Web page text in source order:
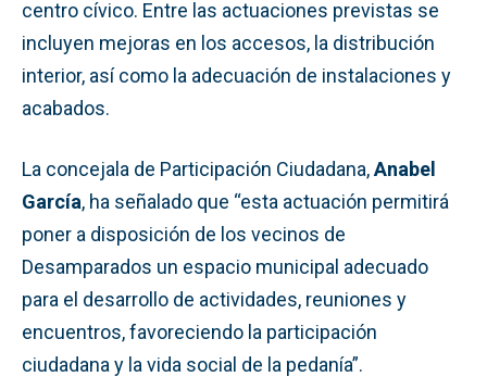
centro cívico. Entre las actuaciones previstas se
incluyen mejoras en los accesos, la distribución
interior, así como la adecuación de instalaciones y
acabados.
La concejala de Participación Ciudadana,Anabel
García, ha señalado que “esta actuación permitirá
poner a disposición de los vecinos de
Desamparados un espacio municipal adecuado
para el desarrollo de actividades, reuniones y
encuentros, favoreciendo la participación
ciudadana y la vida social de la pedanía”.